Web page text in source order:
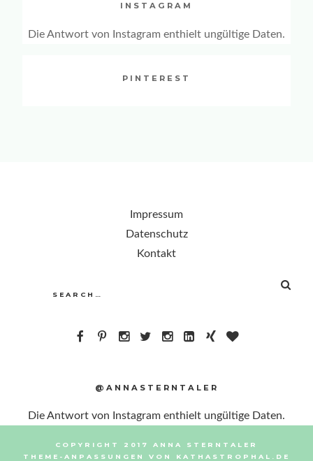
INSTAGRAM
Die Antwort von Instagram enthielt ungültige Daten.
PINTEREST
Impressum
Datenschutz
Kontakt
Search
@ANNASTERNTALER
Die Antwort von Instagram enthielt ungültige Daten.
COPYRIGHT 2017 ANNA STERNTALER
THEME-ANPASSUNGEN VON KATHASTROPHAL.DE